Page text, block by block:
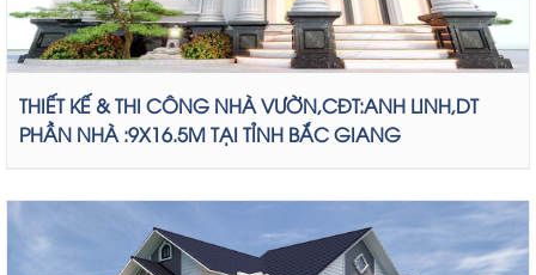
THIẾT KẾ & THI CÔNG NHÀ VƯỜN,CĐT:ANH LINH,DT
PHẦN NHÀ :9X16.5M TẠI TỈNH BẮC GIANG